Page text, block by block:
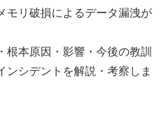
モリ破損によるデータ漏洩が
根本原因・影響・今後の教訓
ンシデントを解説・考察しま